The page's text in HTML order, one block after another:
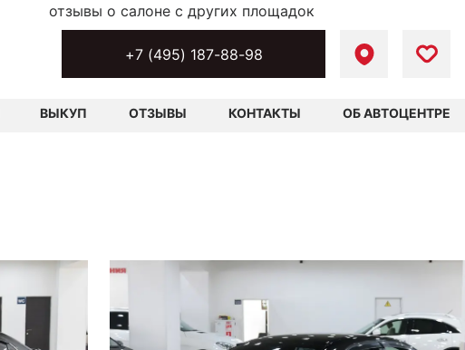
+7 (495) 187-88-98
ВЫКУП ОТЗЫВЫ КОНТАКТЫ ОБ АВТОЦЕНТРЕ
отзывы о салоне с других площадок